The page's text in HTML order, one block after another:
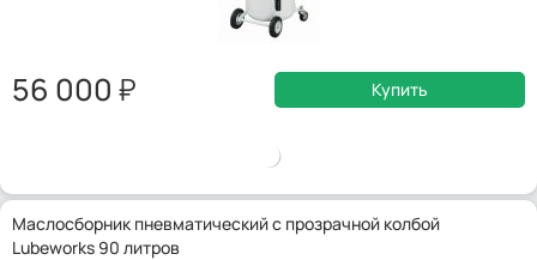
56 000 Купить
Маслосборник пневматический с прозрачной колбой
Lubeworks 90 литров